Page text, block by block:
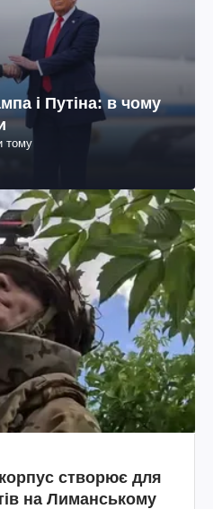
і Путіна: в чому
тому
створює для
на Лиманському